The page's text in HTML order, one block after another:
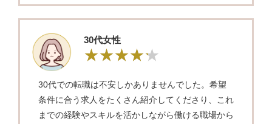
30代女性
30代での転職は不安しかありませんでした。希望
条件に合う求人をたくさん紹介してくださり、これ
までの経験やスキルを活かしながら働ける職場から